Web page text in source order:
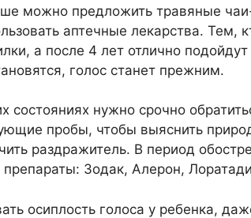
можно предложить травяные
аптечные лекарства. Тем,
а после 4 лет отлично
голос станет прежним.
состояниях нужно срочно
пробы, чтобы выяснить
раздражитель. В период
Зодак, Алерон,
осиплость голоса у ребенка,